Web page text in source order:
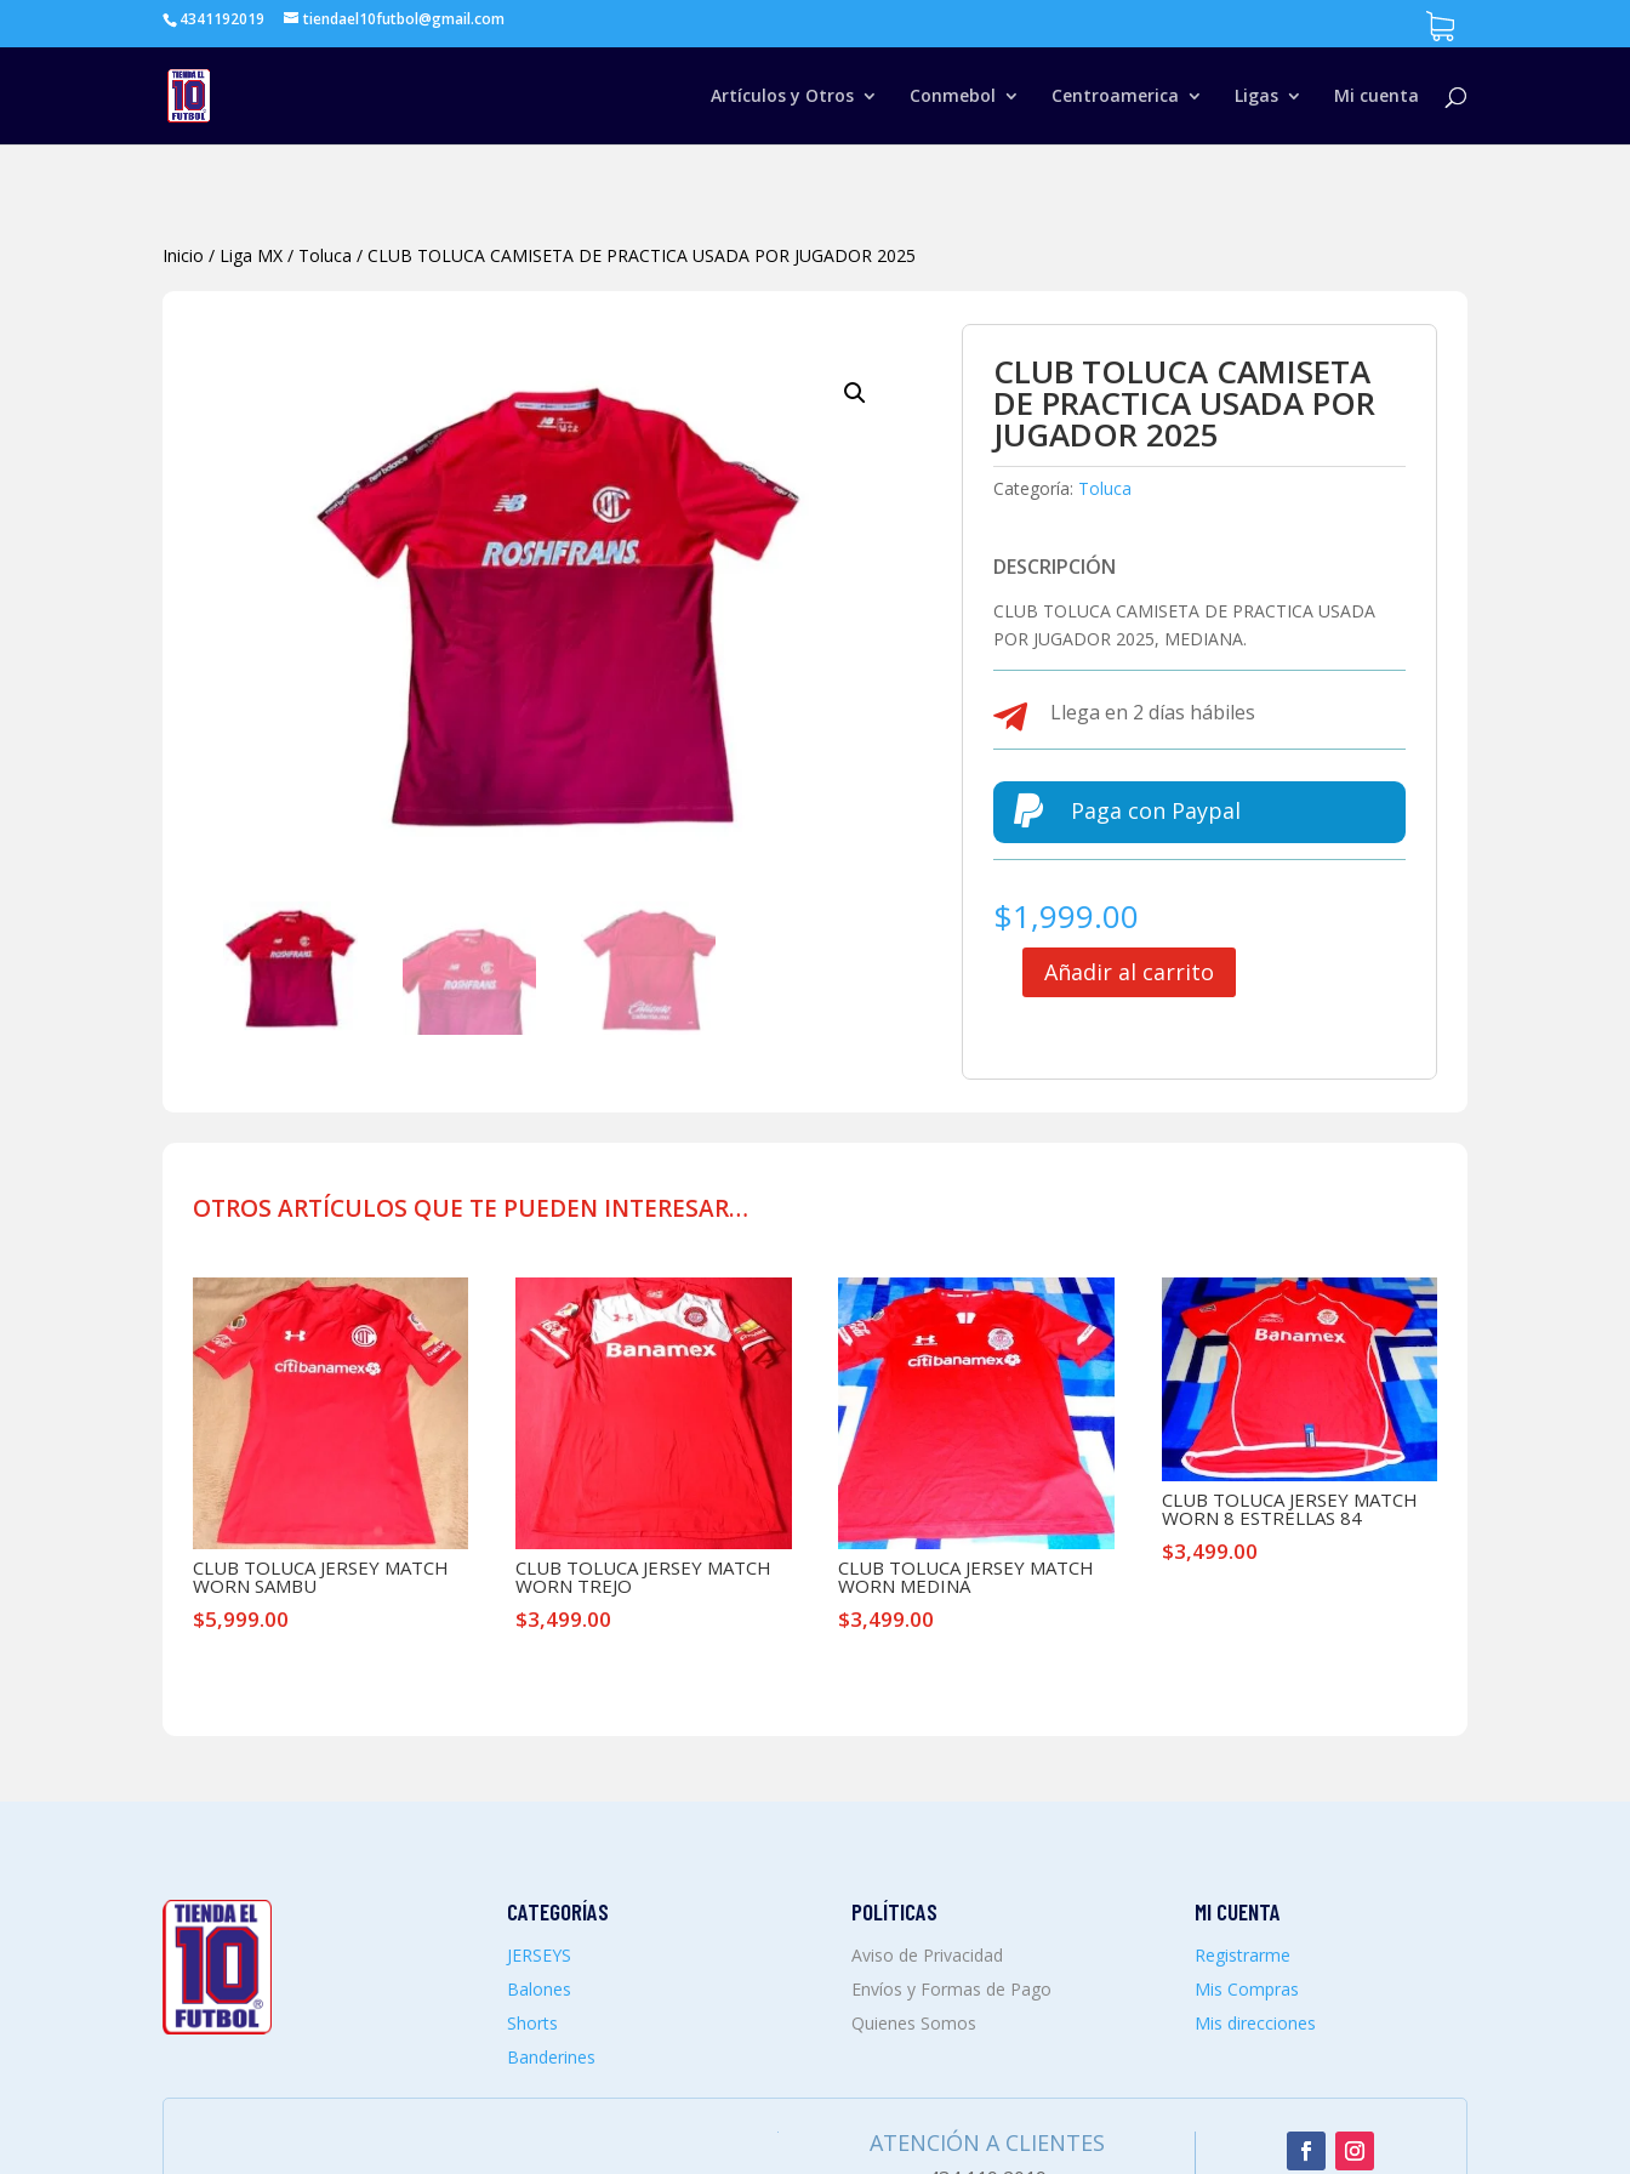
4341192019 tiendael10futbol@gmail.com
Artículos y Otros Conmebol Centroamerica Ligas Mi cuenta
Búsqueda
productos
Inicio / Liga MX / Toluca /CLUB TOLUCA CAMISETA DE PRACTICA USADA POR JUGADOR 2025
CLUB TOLUCA CAMISETA
DE PRACTICA USADA POR
JUGADOR 2025
Categoría: Toluca
DESCRIPCIÓN
CLUB TOLUCA CAMISETA DE PRACTICA USADA
POR JUGADOR 2025, MEDIANA.
 Llega en 2 días hábiles
 Paga con Paypal
$1,999.00
Añadir al carrito
OTROS ARTÍCULOS QUE TE PUEDEN INTERESAR…
CLUB TOLUCA JERSEY MATCH
WORN SAMBU
$5,999.00
CLUB TOLUCA JERSEY MATCH
WORN TREJO
$3,499.00
CLUB TOLUCA JERSEY MATCH
WORN MEDINA
$3,499.00
CLUB TOLUCA JERSEY MATCH
WORN 8 ESTRELLAS 84
$3,499.00
CATEGORÍAS
JERSEYS
Balones
Shorts
Banderines
POLÍTICAS
Aviso de Privacidad
Envíos y Formas de Pago
Quienes Somos
MI CUENTA
Registrarme
Mis Compras
Mis direcciones
ATENCIÓN A CLIENTES